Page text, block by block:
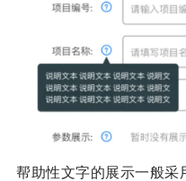
帮助性文字的展示一般采